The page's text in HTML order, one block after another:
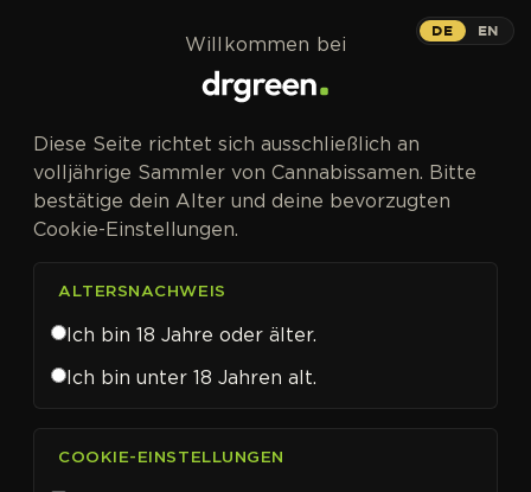
CANNABISSAMEN VON EXOTIC SEED KAUFEN
Exotic Seed
DE EN
Willkommen bei
Diese Seite richtet sich ausschließlich an
volljährige Sammler von Cannabissamen. Bitte
bestätige dein Alter und deine bevorzugten
Cookie-Einstellungen.
ALTERSNACHWEIS
Ich bin 18 Jahre oder älter.
Ich bin unter 18 Jahren alt.
COOKIE-EINSTELLUNGEN